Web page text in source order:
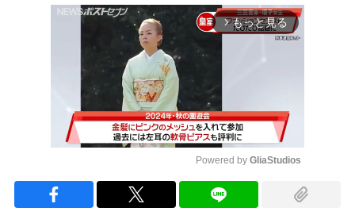
arrow_forward_ios もっと見る
Powered by GliaStudios